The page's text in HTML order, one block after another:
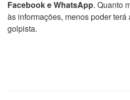
Facebook e WhatsApp. Quanto
às informações, menos poder
golpista.